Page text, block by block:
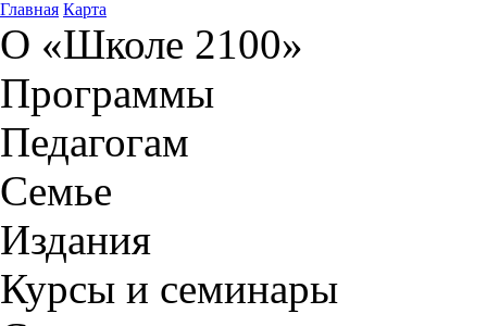
Главная Карта
О «Школе 2100»
Программы
Педагогам
Семье
Издания
Курсы и семинары